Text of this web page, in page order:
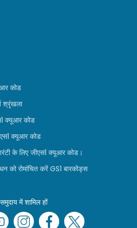
कोड
श्रृंखला
क्यूआर कोड
क्यूआर कोड
के लिए जीएस1 क्यूआर कोड।
को रोमांचित करें GS1 बारकोड्स
समुदाय में शामिल हों